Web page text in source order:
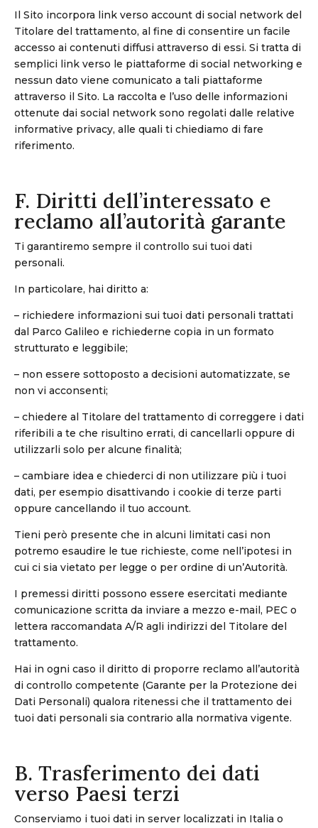
Il Sito incorpora link verso account di social network del
Titolare del trattamento, al fine di consentire un facile
accesso ai contenuti diffusi attraverso di essi. Si tratta di
semplici link verso le piattaforme di social networking e
nessun dato viene comunicato a tali piattaforme
attraverso il Sito. La raccolta e l’uso delle informazioni
ottenute dai social network sono regolati dalle relative
informative privacy, alle quali ti chiediamo di fare
riferimento.
F. Diritti dell’interessato e
reclamo all’autorità garante
Ti garantiremo sempre il controllo sui tuoi dati
personali.
In particolare, hai diritto a:
– richiedere informazioni sui tuoi dati personali trattati
dal Parco Galileo e richiederne copia in un formato
strutturato e leggibile;
– non essere sottoposto a decisioni automatizzate, se
non vi acconsenti;
– chiedere al Titolare del trattamento di correggere i dati
riferibili a te che risultino errati, di cancellarli oppure di
utilizzarli solo per alcune finalità;
– cambiare idea e chiederci di non utilizzare più i tuoi
dati, per esempio disattivando i cookie di terze parti
oppure cancellando il tuo account.
Tieni però presente che in alcuni limitati casi non
potremo esaudire le tue richieste, come nell’ipotesi in
cui ci sia vietato per legge o per ordine di un’Autorità.
I premessi diritti possono essere esercitati mediante
comunicazione scritta da inviare a mezzo e-mail, PEC o
lettera raccomandata A/R agli indirizzi del Titolare del
trattamento.
Hai in ogni caso il diritto di proporre reclamo all’autorità
di controllo competente (Garante per la Protezione dei
Dati Personali) qualora ritenessi che il trattamento dei
tuoi dati personali sia contrario alla normativa vigente.
B. Trasferimento dei dati
verso Paesi terzi
Conserviamo i tuoi dati in server localizzati in Italia o